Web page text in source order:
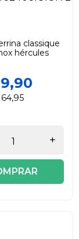
classique
hércules
+